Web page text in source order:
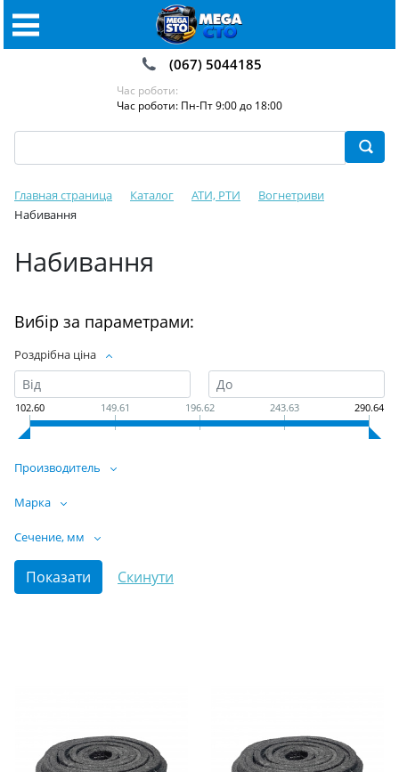
(067) 5044185
Час роботи:
Час роботи: Пн-Пт 9:00 до 18:00
Главная страница Каталог АТИ, РТИ
Вогнетриви
Набивання
Набивання
Вибір за параметрами:
Роздрібна ціна
102.60 149.61 196.62 243.63 290.64
Производитель
Марка
Сечение, мм